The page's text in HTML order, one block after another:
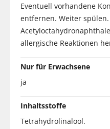
Eventuell vorhandene
entfernen. Weiter
allergische Reaktionen
Nur für Erwachsene
ja
Inhaltsstoffe
Tetrahydrolinalool.